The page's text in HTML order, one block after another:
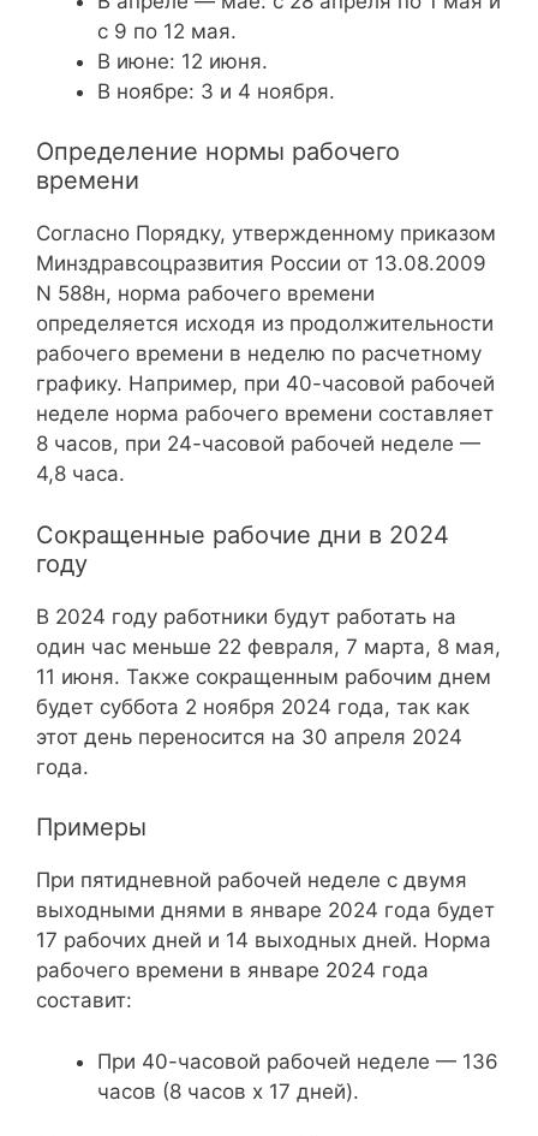
с 9 по 12 мая.
В июне: 12 июня.
В ноябре: 3 и 4 ноября.
Определение нормы рабочего
времени
Согласно Порядку, утвержденному приказом
Минздравсоцразвития России от 13.08.2009
N 588н, норма рабочего времени
определяется исходя из продолжительности
рабочего времени в неделю по расчетному
графику. Например, при 40-часовой рабочей
неделе норма рабочего времени составляет
8 часов, при 24-часовой рабочей неделе —
4,8 часа.
Сокращенные рабочие дни в 2024
году
В 2024 году работники будут работать на
один час меньше 22 февраля, 7 марта, 8 мая,
11 июня. Также сокращенным рабочим днем
будет суббота 2 ноября 2024 года, так как
этот день переносится на 30 апреля 2024
года.
Примеры
При пятидневной рабочей неделе с двумя
выходными днями в январе 2024 года будет
17 рабочих дней и 14 выходных дней. Норма
рабочего времени в январе 2024 года
составит:
При 40-часовой рабочей неделе — 136
часов (8 часов x 17 дней).